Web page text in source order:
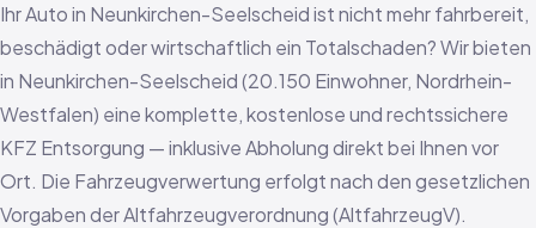
Ihr Auto in Neunkirchen-Seelscheid ist nicht mehr fahrbereit,
beschädigt oder wirtschaftlich ein Totalschaden? Wir bieten
in Neunkirchen-Seelscheid (20.150 Einwohner, Nordrhein-
Westfalen) eine komplette, kostenlose und rechtssichere
KFZ Entsorgung — inklusive Abholung direkt bei Ihnen vor
Ort. Die Fahrzeugverwertung erfolgt nach den gesetzlichen
Vorgaben der Altfahrzeugverordnung (AltfahrzeugV).